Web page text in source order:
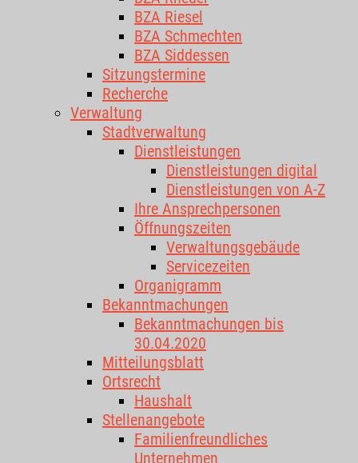
BZA Riesel
BZA Schmechten
BZA Siddessen
Sitzungstermine
Recherche
Verwaltung
Stadtverwaltung
Dienstleistungen
Dienstleistungen digital
Dienstleistungen von A-Z
Ihre Ansprechpersonen
Öffnungszeiten
Verwaltungsgebäude
Servicezeiten
Organigramm
Bekanntmachungen
Bekanntmachungen bis
30.04.2020
Mitteilungsblatt
Ortsrecht
Haushalt
Stellenangebote
Familienfreundliches
Unternehmen